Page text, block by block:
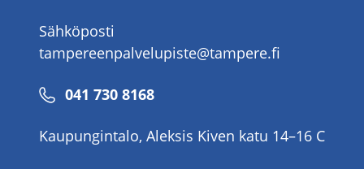
Sähköposti
tampereenpalvelupiste@tampere.fi
Puhelinnumero
041 730 8168
Kaupungintalo, Aleksis Kiven katu 14–16 C